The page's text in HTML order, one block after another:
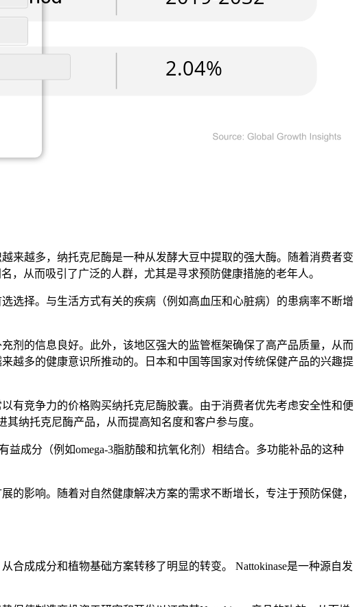
来越多，纳托克尼酶是一种从发酵大豆中提取的强大酶。随着消费者变
，从而吸引了广泛的人群，尤其是寻求预防健康措施的老年人。
选择。与生活方式有关的疾病（例如高血压和心脏病）的患病率不断增
剂的信息良好。此外，该地区强大的监管框架确保了高产品质量，从而
越多的健康意识所推动的。日本和中国等国家对传统保健产品的兴趣提
有竞争力的价格购买纳托克尼酶胶囊。由于消费者优先考虑安全性和便
纳托克尼酶产品，从而提高知名度和客户参与度。
成分（例如omega-3脂肪酸和抗氧化剂）相结合。多功能补品的这种
影响。随着对自然健康解决方案的需求不断增长，专注于预防保健，
成成分和植物基础方案转移了明显的转变。 Nattokinase是一种源自发